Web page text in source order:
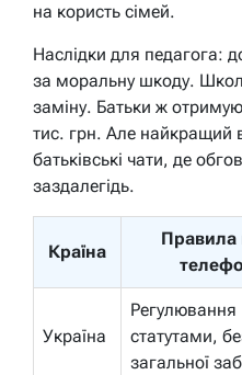
на користь сімей.
Наслідки для педагога:
за моральну шкоду.
заміну. Батьки ж
тис. грн. Але найкращий
батьківські чати, де
заздалегідь.
Країна
Україна
Регулювання
статутами,
загальної